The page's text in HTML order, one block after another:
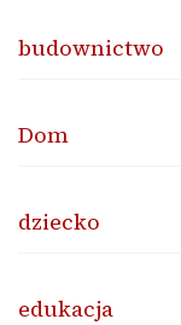
budownictwo
Dom
dziecko
edukacja